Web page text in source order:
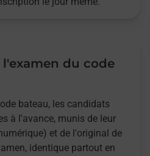
du code
bateau, les candidats
à l'avance, munis de leur
et de l'original de
identique partout en